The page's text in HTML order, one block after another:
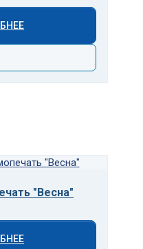
"Весна"